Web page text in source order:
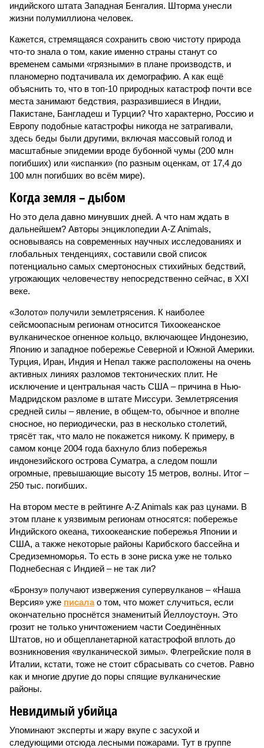
индийского штата Западная Бенгалия. Шторма унесли
жизни полумиллиона человек.
Кажется, стремящаяся сохранить свою чистоту природа
что-то знала о том, какие именно страны станут со
временем самыми «грязными» в плане производств, и
планомерно подтачивала их демографию. А как ещё
объяснить то, что в топ-10 природных катастроф почти все
места занимают бедствия, разразившиеся в Индии,
Пакистане, Бангладеш и Турции? Что характерно, Россию и
Европу подобные катастрофы никогда не затрагивали,
здесь беды были другими, включая массовый голод и
масштабные эпидемии вроде бубонной чумы (200 млн
погибших) или «испанки» (по разным оценкам, от 17,4 до
100 млн погибших во всём мире).
Когда земля – дыбом
Но это дела давно минувших дней. А что нам ждать в
дальнейшем? Авторы энциклопедии A-Z Animals,
основываясь на современных научных исследованиях и
глобальных тенденциях, составили свой список
потенциально самых смертоносных стихийных бедствий,
угрожающих человечеству непосредственно сейчас, в XXI
веке.
«Золото» получили землетрясения. К наиболее
сейсмоопасным регионам относится Тихоокеанское
вулканическое огненное кольцо, включающее Индонезию,
Японию и западное побережье Северной и Южной Америки.
Турция, Иран, Индия и Непал также расположены на очень
активных линиях разломов тектонических плит. Не
исключение и центральная часть США – причина в Нью-
Мадридском разломе в штате Миссури. Землетрясения
средней силы – явление, в общем-то, обычное и вполне
сносное, но периодически, раз в несколько столетий,
трясёт так, что мало не покажется никому. К примеру, в
самом конце 2004 года бахнуло близ побережья
индонезийского острова Суматра, а следом пошли
огромные, превышающие высоту 15 метров, волны. Итог –
250 тыс. погибших.
На втором месте в рейтинге A-Z Animals как раз цунами. В
этом плане к уязвимым регионам относятся: побережье
Индийского океана, тихо­океанские побережья Японии и
США, а также некоторые районы Карибского бассейна и
Средиземноморья. То есть в зоне риска уже не только
Поднебесная с Индией – не так ли?
«Бронзу» получают извержения супервулканов – «Наша
Версия» уже писалао том, что может случиться, если
окончательно проснётся знаменитый Йеллоустоун. Это
грозит не только уничтожением части Соединённых
Штатов, но и общепланетарной катастрофой вплоть до
возникновения «вулканической зимы». Флегрейские поля в
Италии, кстати, тоже не стоит сбрасывать со счетов. Равно
как и многие другие до поры спящие вулканические
районы.
Невидимый убийца
Упоминают эксперты и жару вкупе с засухой и
следующими отсюда лесными пожарами. Тут в группе